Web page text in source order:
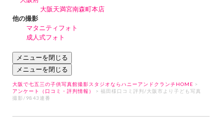
大阪天満宮南森町本店
他の撮影
マタニティフォト
成人式フォト
メニューを閉じる
メニューを閉じる
大阪で七五三の子供写真館撮影スタジオならハニーアンドクランチHOME >
アンケート（口コミ・評判情報）
> 福田様口コミ評判/大阪市より子ども写真
撮影/9843連番